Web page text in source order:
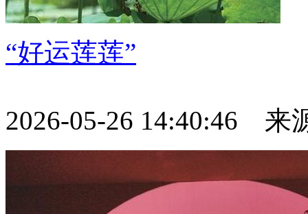
“好运莲莲”
2026-05-26 14:40:46 来